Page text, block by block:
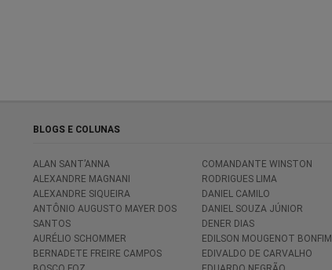
BLOGS E COLUNAS
ALAN SANT’ANNA
ALEXANDRE MAGNANI
ALEXANDRE SIQUEIRA
ANTÔNIO AUGUSTO MAYER DOS
SANTOS
AURÉLIO SCHOMMER
BERNADETE FREIRE CAMPOS
COMANDANTE WINSTON
RODRIGUES LIMA
DANIEL CAMILO
DANIEL SOUZA JÚNIOR
DENER DIAS
EDILSON MOUGENOT BONFIM
EDIVALDO DE CARVALHO